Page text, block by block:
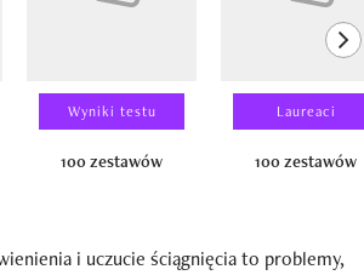
Wyniki testu
100 zestawów
Laureaci
100 zestawów
i uczucie ściągnięcia to problemy,